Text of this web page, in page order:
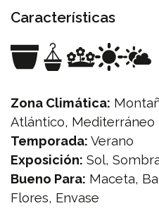
Características
Zona Climática:
Atlántico, Mediterráneo
Temporada: Verano
Exposición: Sol,
Bueno Para: Maceta,
Flores, Envase